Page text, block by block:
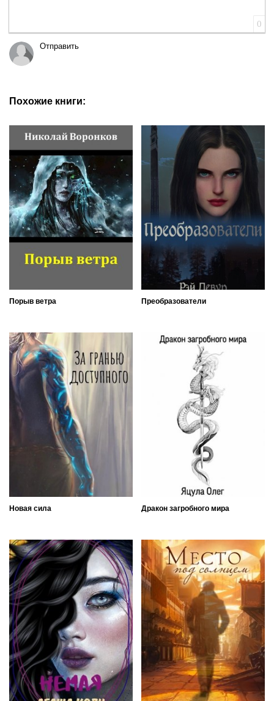
0
Отправить
Похожие книги:
Порыв ветра Преобразователи
Новая сила Дракон загробного мира